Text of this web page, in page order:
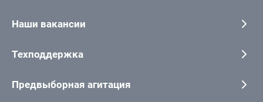
Наши вакансии
Техподдержка
Предвыборная агитация